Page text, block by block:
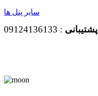
سایر پنل ها
پشتیبانی : 09124136133